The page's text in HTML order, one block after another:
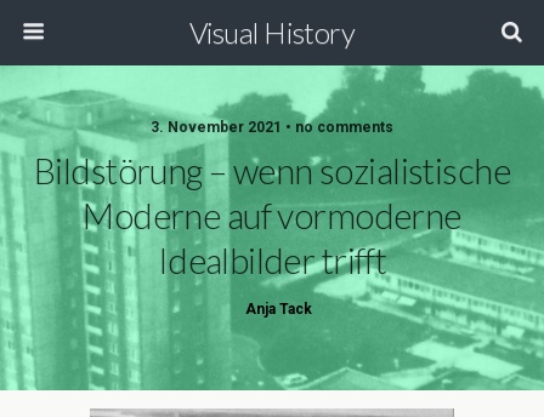
Visual History
3. November 2021 • no comments
Bildstörung – wenn sozialistische
Moderne auf vormoderne
Idealbilder trifft
Anja Tack